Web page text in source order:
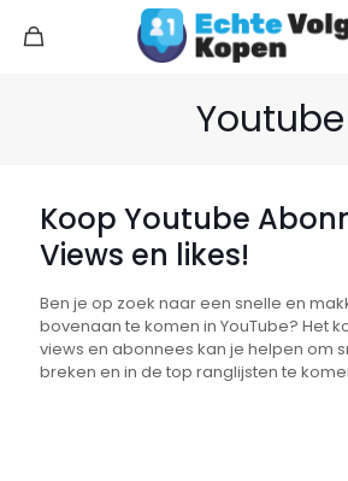
Youtube
Koop Youtube
Views en likes!
Ben je op zoek naar een snelle en
bovenaan te komen in YouTube? Het
views en abonnees kan je helpen om
breken en in de top ranglijsten te